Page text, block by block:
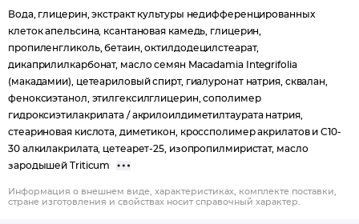
Вода, глицерин, экстракт культуры недифференцированных
клеток апельсина, ксантановая камедь, глицерин,
пропиленгликоль, бетаин, октилдодецилстеарат,
дикаприлилкарбонат, масло семян Macadamia Integrifolia
(макадамии), цетеариловый спирт, гиалуронат натрия, сквалан,
феноксиэтанол, этилгексилглицерин, сополимер
гидроксиэтилакрилата / акрилоилдиметилтаурата натрия,
стеариновая кислота, диметикон, кроссполимер акрилатов и C10-
30 алкилакрилата, цетеарет-25, изопропилмиристат, масло
зародышей Triticum
Информация о внешнем виде, характеристиках, комплекте поставки,
стране изготовления и свойствах носит справочный характер.